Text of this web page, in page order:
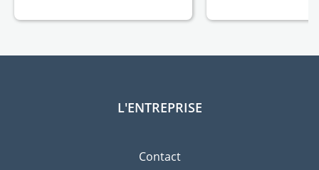
L'ENTREPRISE
Contact